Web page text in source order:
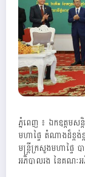
ភ្នំពេញ ៖ ឯកឧត្ដមសន្
មហាផ្ទៃ តំណាងដ៏ខ្ពង់
មន្ត្រីក្រសួងមហាផ្ទ
អភិបាលរង នៃគណៈអ